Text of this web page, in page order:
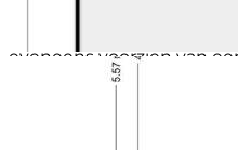
Aan de achterzijde
eveneens voorzien van
meter, is momenteel in
praktijk aan huis of extra
maatvoering en de grote